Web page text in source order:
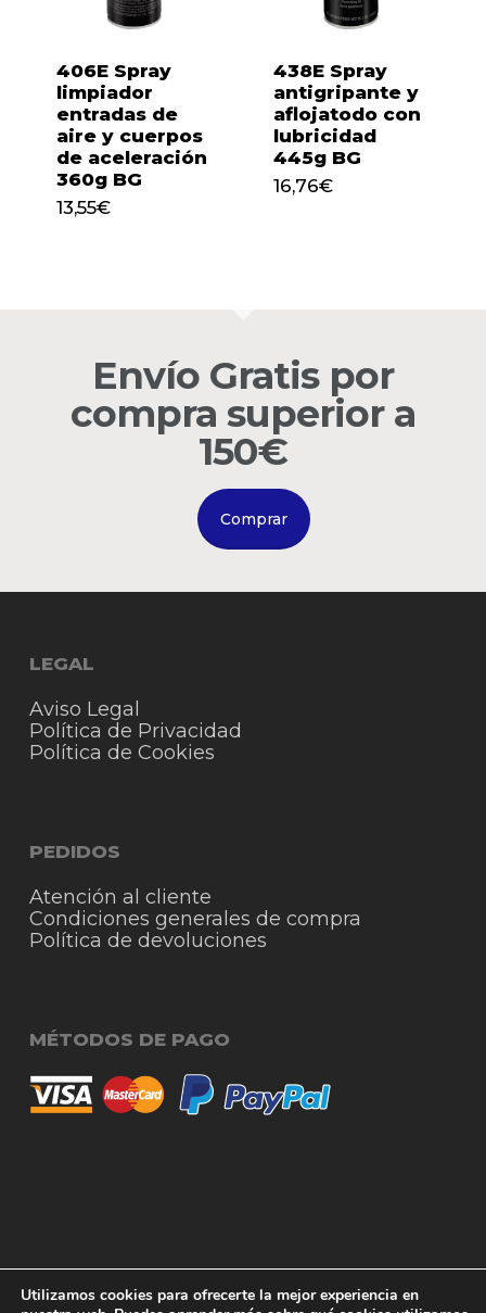
Go to shop
Subtotal: 0,00
406E Spray
limpiador
entradas de
aire y cuerpos
de aceleración
360g BG
13,55€
13,55
438E Spray
antigripante y
aflojatodo con
lubricidad
445g BG
16,76€16,76
Envío Gratis por
compra superior a
150€
Comprar
LEGAL
Aviso Legal
Política de Privacidad
Política de Cookies
PEDIDOS
Atención al cliente
Condiciones generales de compra
Política de devoluciones
MÉTODOS DE PAGO
© 2026 RigmoSur. Proyecto realizado por Grado
Creativo Agencia de Publicidad
Utilizamos cookies para ofrecerte la mejor experiencia en